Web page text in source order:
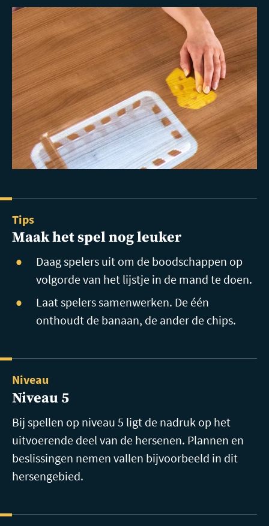
Tips
Maak het spel nog leuker
Daag spelers uit om de boodschappen op
volgorde van het lijstje in de mand te doen.
Laat spelers samenwerken. De één
onthoudt de banaan, de ander de chips.
Niveau
Niveau 5
Bij spellen op niveau 5 ligt de nadruk op het
uitvoerende deel van de hersenen. Plannen en
beslissingen nemen vallen bijvoorbeeld in dit
hersengebied.